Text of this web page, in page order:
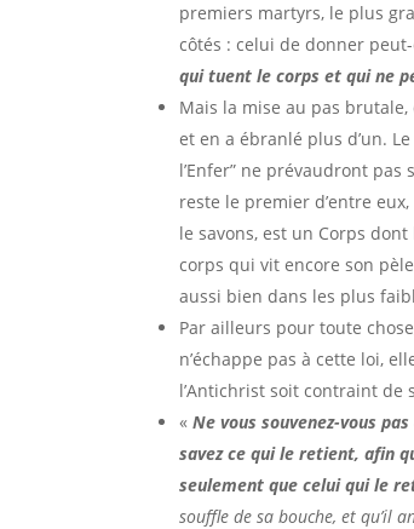
premiers martyrs, le plus
côtés : celui de donner
qui tuent le corps et qui ne
Mais la mise au pas
et en a ébranlé plus d’un.
l’Enfer” ne prévaudront
reste le premier d’entre
le savons, est un Corps
corps qui vit encore son
aussi bien dans les plus
Par ailleurs pour toute
n’échappe pas à cette loi,
l’Antichrist soit contraint de
«Ne vous souvenez-vous
savez ce qui le retient, afin
seulement que celui qui le
souffle de sa bouche, et qu’il